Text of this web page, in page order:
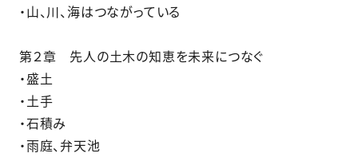
・山、川、海はつながっている
第２章 先人の土木の知恵を未来につなぐ
・盛土
・土手
・石積み
・雨庭、弁天池